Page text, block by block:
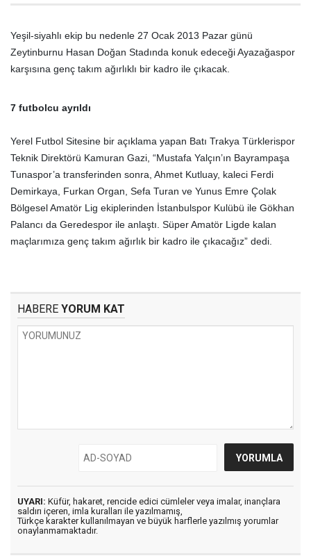
Yeşil-siyahlı ekip bu nedenle 27 Ocak 2013 Pazar günü
Zeytinburnu Hasan Doğan Stadında konuk edeceği Ayazağaspor
karşısına genç takım ağırlıklı bir kadro ile çıkacak.
7 futbolcu ayrıldı
Yerel Futbol Sitesine bir açıklama yapan Batı Trakya Türklerispor
Teknik Direktörü Kamuran Gazi, “Mustafa Yalçın’ın Bayrampaşa
Tunaspor’a transferinden sonra, Ahmet Kutluay, kaleci Ferdi
Demirkaya, Furkan Organ, Sefa Turan ve Yunus Emre Çolak
Bölgesel Amatör Lig ekiplerinden İstanbulspor Kulübü ile Gökhan
Palancı da Geredespor ile anlaştı. Süper Amatör Ligde kalan
maçlarımıza genç takım ağırlık bir kadro ile çıkacağız” dedi.
HABERE YORUM KAT
UYARI: Küfür, hakaret, rencide edici cümleler veya imalar, inançlara
saldırı içeren, imla kuralları ile yazılmamış,
Türkçe karakter kullanılmayan ve büyük harflerle yazılmış yorumlar
onaylanmamaktadır.